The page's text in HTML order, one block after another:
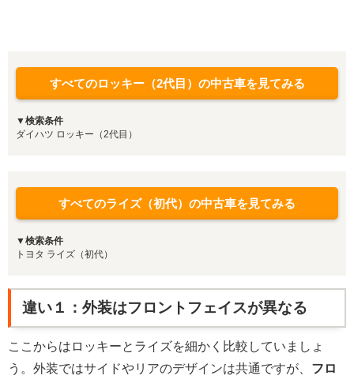
すべてのロッキー（2代目）の中古車を見てみる
▼検索条件
ダイハツ ロッキー（2代目）
すべてのライズ（初代）の中古車を見てみる
▼検索条件
トヨタ ライズ（初代）
違い１：外装はフロントフェイスが異なる
ここからはロッキーとライズを細かく比較していましょ
う。外装ではサイドやリアのデザインは共通ですが、 フロ